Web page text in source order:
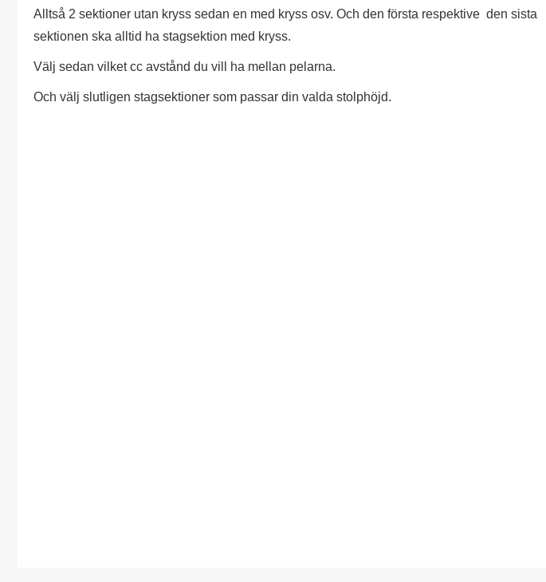
Alltså 2 sektioner utan kryss sedan en med kryss osv. Och den första respektive den sista
sektionen ska alltid ha stagsektion med kryss.
Välj sedan vilket cc avstånd du vill ha mellan pelarna.
Och välj slutligen stagsektioner som passar din valda stolphöjd.